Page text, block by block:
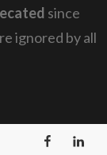
since
ignored by all
Facebook